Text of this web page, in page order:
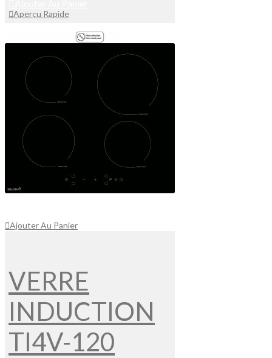
Aperçu Rapide
Ajouter Au Panier
VERRE
INDUCTION
TI4V-120